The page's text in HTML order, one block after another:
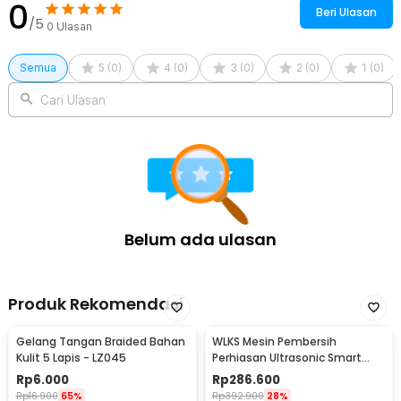
Multifungsi 3L - KZ-D3
1 x Wadah Saringan
1 x Panduan Penggunaan
0/5 0 Ulasan
Beri Ulasan
Semua 5 (0) 4 (0) 3 (0) 2 (0) 1 (0)
Cari Ulasan
Belum ada ulasan
Produk Rekomendasi
Gelang Tangan Braided Bahan
Kulit 5 Lapis - LZ045
Rp6.000
Rp16.900 65%
WLKS Mesin Pembersih
Perhiasan Ultrasonic Smart
Cleaner 500ml - WK-968
Rp286.600
Rp392.900 28%